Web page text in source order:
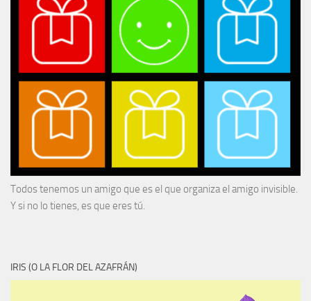
Todos tenemos un amigo que es el que organiza el amigo invisible.
Y si no lo tienes, es que eres tú.
IRIS (O LA FLOR DEL AZAFRÁN)